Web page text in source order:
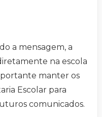
a mensagem, a
na escola
manter os
Escolar para
comunicados.